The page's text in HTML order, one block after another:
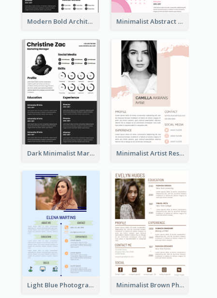
Modern Bold Architect Resume Minimalist Abstract Pink Resume
Dark Minimalist Marketing Manager Resume Minimalist Artist Resume
Light Blue Photographer Resume Minimalist Brown Photography Resume